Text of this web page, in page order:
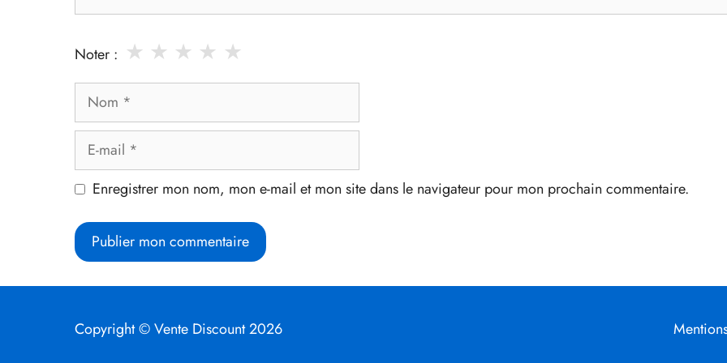
Noter : ★
★
★
★
★
Nom
Enregistrer mon nom, mon e-mail et mon site dans le navigateur pour mon prochain commentaire.
Copyright © Vente Discount 2026